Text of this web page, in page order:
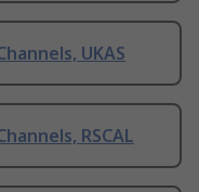
UKAS
RSCAL